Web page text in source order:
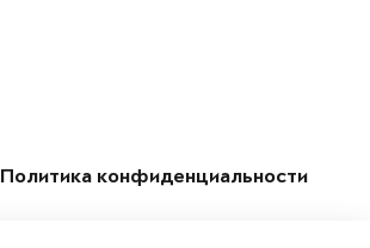
Политика конфиденциальности